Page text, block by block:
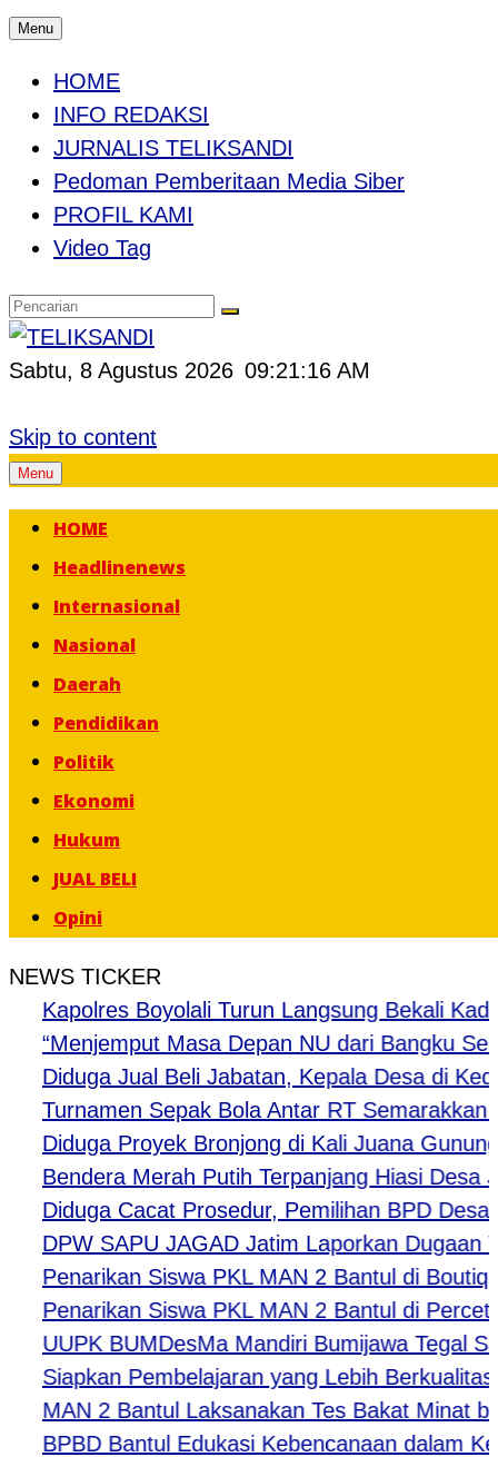
Menu
HOME
INFO REDAKSI
JURNALIS TELIKSANDI
Pedoman Pemberitaan Media Siber
PROFIL KAMI
Video Tag
Sabtu, 8 Agustus 2026 09:21:17 AM
Skip to content
Menu
HOME
Headlinenews
Internasional
Nasional
Daerah
Pendidikan
Politik
Ekonomi
Hukum
JUAL BELI
Opini
NEWS TICKER
Kapolres Boyolali Turun Langsung Bekali
“Menjemput Masa Depan NU dari Bangku
Diduga Jual Beli Jabatan, Kepala Desa di Kediri
Turnamen Sepak Bola Antar RT Semarakkan
Diduga Proyek Bronjong di Kali Juana Gunung
Bendera Merah Putih Terpanjang Hiasi Desa
Diduga Cacat Prosedur, Pemilihan BPD Desa
DPW SAPU JAGAD Jatim Laporkan Dugaan
Penarikan Siswa PKL MAN 2 Bantul di Boutiqe
Penarikan Siswa PKL MAN 2 Bantul di
UUPK BUMDesMa Mandiri Bumijawa Tegal
Siapkan Pembelajaran yang Lebih Berkualitas,
MAN 2 Bantul Laksanakan Tes Bakat Minat bagi
BPBD Bantul Edukasi Kebencanaan dalam